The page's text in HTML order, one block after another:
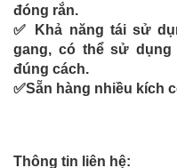
đóng rắn.
✅
Khả năng tái sử
gang, có thể sử dụng
đúng cách.
✅Sẵn hàng nhiều kích
Thông tin liên hệ: